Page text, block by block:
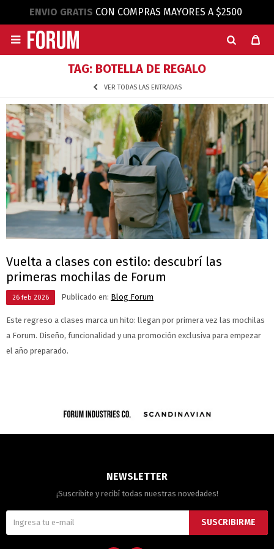
ENVIO GRATIS CON COMPRAS MAYORES A $2500

TAG: BOTELLA DE REGALO
VER TODAS LAS ENTRADAS
Vuelta a clases con estilo: descubrí las
primeras mochilas de Forum
26 feb 2026 Publicado en: Blog Forum
Este regreso a clases marca un hito: llegan por primera vez las mochilas
a Forum. Diseño, funcionalidad y una promoción exclusiva para empezar
el año preparado.
NEWSLETTER
¡Suscribite y recibí todas nuestras novedades!
SUSCRIBIRME